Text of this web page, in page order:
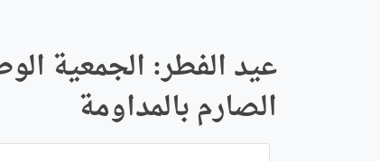
عيد الفطر: الجمعية
الصارم بالمداومة